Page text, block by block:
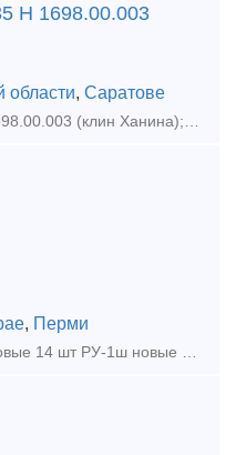
Н 1698.00.003
области, Саратове
, Перми